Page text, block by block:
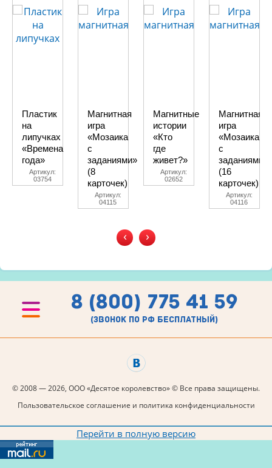
Пластик
на
липучках
«Времена
года»
Артикул:
03754
Магнитная
игра
«Мозаика
с
заданиями»
(8
карточек)
Артикул:
04115
Магнитные
истории
«Кто
где
живет?»
Артикул:
02652
Магнитная
игра
«Мозаика
с
заданиями»
(16
карточек)
Артикул:
04116
‹ ›
8 (800) 775 41 59
(звонок по рф бесплатный)
© 2008 — 2026, ООО «Десятое королевство» © Все права защищены.
Пользовательское соглашение и политика конфиденциальности
Перейти в полную версию